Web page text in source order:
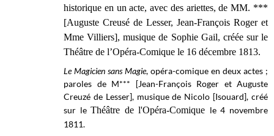
historique en un acte, avec des ariettes, de MM. ***
[Auguste Creusé de Lesser, Jean-François Roger et
Mme Villiers], musique de Sophie Gail, créée sur le
Théâtre de l’Opéra-Comique le 16 décembre 1813.
Le Magicien sans Magie, opéra-comique en deux actes ;
paroles de M*** [Jean-François Roger et Auguste
Creuzé de Lesser], musique de Nicolo [Isouard], créé
sur leThéâtre de l'Opéra-Comique le 4 novembre
1811.